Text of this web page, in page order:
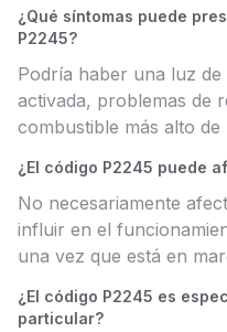
¿Qué síntomas puede
P2245?
Podría haber una luz
activada, problemas de
combustible más alto de
¿El código P2245 puede
No necesariamente
influir en el
una vez que está en
¿El código P2245 es
particular?